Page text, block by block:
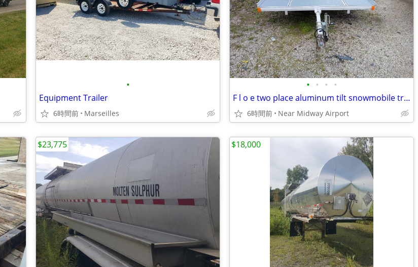
•
Equipment Trailer
6時間前 Marseilles
• • • •
F l o e two place aluminum tilt snowmobile trailer
6時間前 Near Midway Airport
$23,775 $18,000